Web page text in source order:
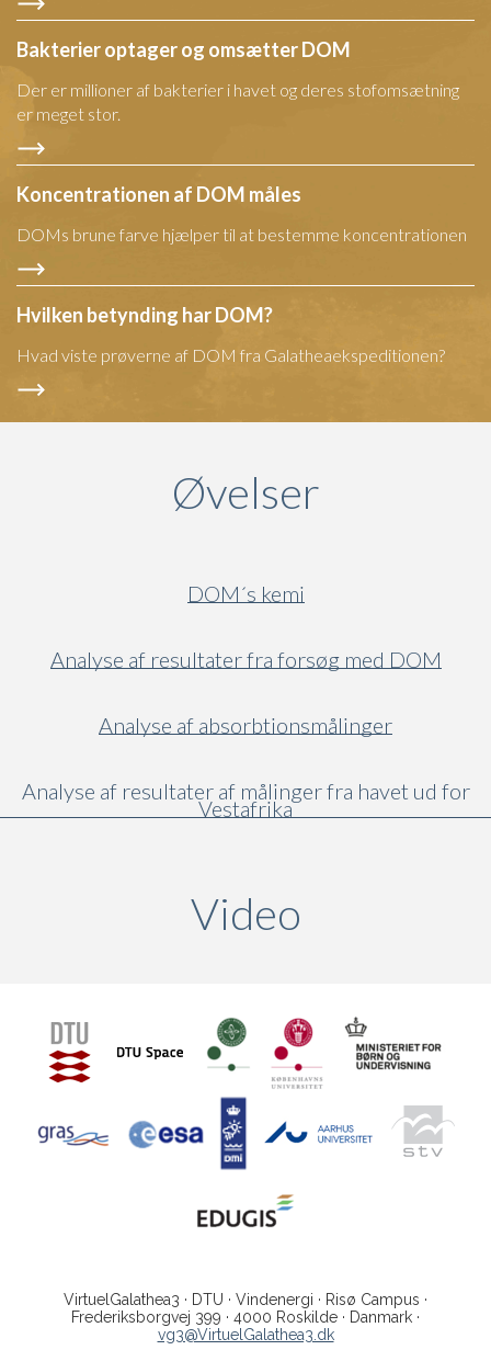
Bakterier optager og omsætter DOM
Der er millioner af bakterier i havet og deres stofomsætning
er meget stor.
Koncentrationen af DOM måles
DOMs brune farve hjælper til at bestemme koncentrationen
Hvilken betynding har DOM?
Hvad viste prøverne af DOM fra Galatheaekspeditionen?
Øvelser
DOM´s kemi
Analyse af resultater fra forsøg med DOM
Analyse af absorbtionsmålinger
Analyse af resultater af målinger fra havet ud for
Vestafrika
Video
VirtuelGalathea3 · DTU · Vindenergi · Risø Campus ·
Frederiksborgvej 399 · 4000 Roskilde · Danmark ·
vg3@VirtuelGalathea3.dk